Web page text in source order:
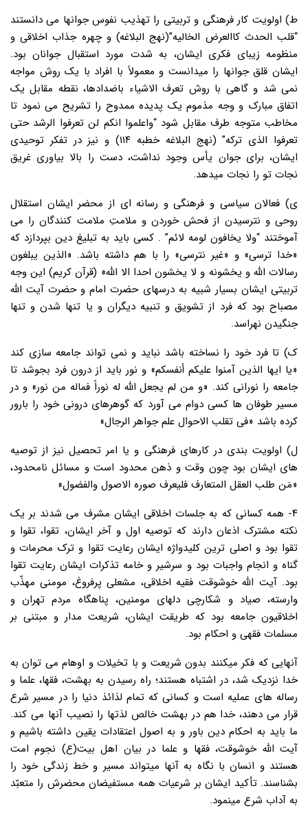
ط) اولویت کار فرهنگی و تربیتی را تهذیب نفوس جوانها می دانستند
“قلب الحدث کاالعرض الخالیه”(نهج البلاغه) و چهره جذاب اخلاقی و
منظومه زیبای فکری ایشان، به شدت مورد استقبال جوانان بود.
ایشان قلق جوانها را میدانست و معمولاً با افراد با یک روش مواجه
نمی شد و گاهی با روش تعرف الاشیاء باضدادها، نقطه مقابل یک
اتفاق مبارک و وجه مذموم یک پدیده ممدوح را تشریح می نمود تا
مخاطب متوجه طرف مقابل شود “واعلموا انکم لن تعرفوا الرشد حتی
تعرفوا الذی ترکه” (نهج البلاغه خطبه ۱۱۴) و نیز در تفکر توحیدی
ایشان، برای جوان یأس وجود نداشت، دست را بالا بیاوری غریق
نجات تو را نجات میدهد.
ی) فعالان سیاسی و فرهنگی و رسانه ای از محضر ایشان استقلال
روحی و نترسیدن از فحش خوردن و ملامتِ ملامت کنندگان را می
آموختند “ولا یخافون لومه لائم” . کسی باید به تبلیغ دین بپردازد که
«خدا ترسی» و «غیر نترسی» را با هم داشته باشد. «الذین یبلغون
رسالات الله و یخشونه و لا یخشون احدا الا الله» (قرآن کریم) این وجه
تربیتی ایشان بسیار شبیه به درسهای حضرت امام و حضرت آیت الله
مصباح بود که فرد از تشویق و تنبیه دیگران و یا تنها شدن و تنها
جنگیدن نهراسد.
ک) تا فرد خود را نساخته باشد نباید و نمی تواند جامعه سازی کند
«یا ایها الذین آمنوا علیکم أنفسکم» و نور باید از درون فرد بجوشد تا
جامعه را نورانی کند. «و من لم یجعل الله له نوراً فماله من نور» و در
مسیر طوفان ها کسی دوام می آورد که گوهرهای درونی خود را بارور
کرده باشد «فی تقلب الاحوال علم جواهر الرجال»
ل) اولویت بندی در کارهای فرهنگی و یا امر تحصیل نیز از توصیه
های ایشان بود چون وقت و ذهن محدود است و مسائل نامحدود،
«مَن طلب العقل المتعارف فلیعرف صوره الاصول والفضول»
۴- همه کسانی که به جلسات اخلاقی ایشان مشرف می شدند بر یک
نکته مشترک اذعان دارند که توصیه اول و آخر ایشان، تقوا، تقوا و
تقوا بود و اصلی ترین کلیدواژه ایشان رعایت تقوا و ترک محرمات و
گناه و انجام واجبات بود و سرشیر و خامه تذکرات ایشان رعایت تقوا
بود. آیت الله خوشوقت فقیه اخلاقی، مشعلی پرفروغ، مومنی مهذّب
وارسته، صیاد و شکارچی دلهای مومنین، پناهگاه مردم تهران و
اخلاقیون جامعه بود که طریقت ایشان، شریعت مدار و مبتنی بر
مسلمات فقهی و احکام بود.
آنهایی که فکر میکنند بدون شریعت و با تخیلات و اوهام می توان به
خدا نزدیک شد، در اشتباه هستند؛ راه رسیدن به بهشت، فقها، علما و
رساله های عملیه است و کسانی که تمام لذائذ دنیا را در مسیر شرع
قرار می دهند، خدا هم در بهشت خالص لذتها را نصیب آنها می کند.
ما باید به احکام دین باور و به اصول اعتقادات یقین داشته باشیم و
آیت الله خوشوقت، فقها و علما در بیان اهل بیت(ع) نجوم امت
هستند و انسان با نگاه به آنها میتواند مسیر و خط زندگی خود را
بشناسند. تأکید ایشان بر شرعیات همه مستفیضان محضرش را متعبّد
به آداب شرع مینمود.